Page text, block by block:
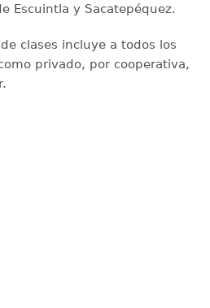
Escuintla y Sacatepéquez.
clases incluye a todos los
privado, por cooperativa,